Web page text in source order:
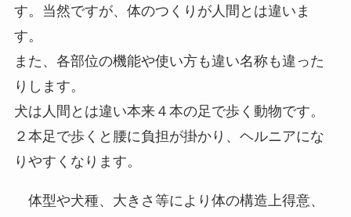
す。当然ですが、体のつくりが人間とは違いま
す。
また、各部位の機能や使い方も違い名称も違った
りします。
犬は人間とは違い本来４本の足で歩く動物です。
２本足で歩くと腰に負担が掛かり、ヘルニアにな
りやすくなります。
体型や犬種、大きさ等により体の構造上得意、